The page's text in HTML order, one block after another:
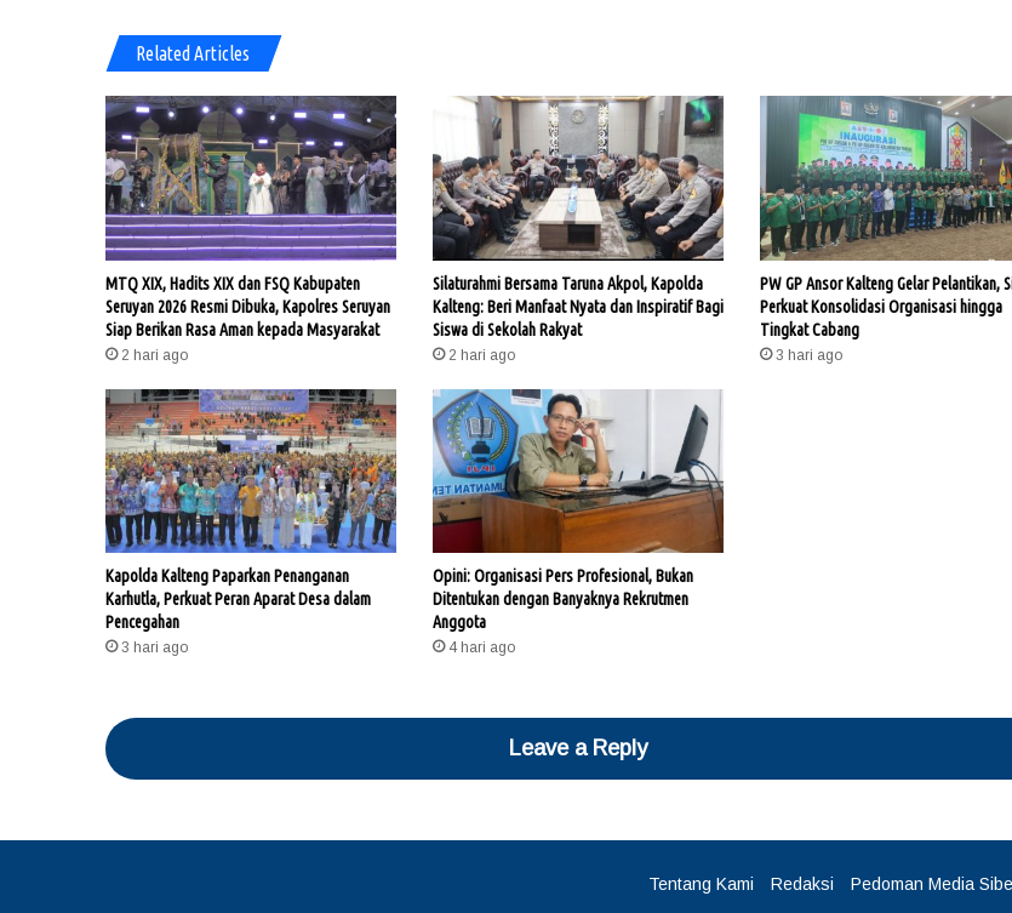
Related Articles
MTQ XIX, Hadits XIX dan FSQ Kabupaten
Seruyan 2026 Resmi Dibuka, Kapolres Seruyan
Siap Berikan Rasa Aman kepada Masyarakat
2 hari ago
Silaturahmi Bersama Taruna Akpol, Kapolda
Kalteng: Beri Manfaat Nyata dan Inspiratif Bagi
Siswa di Sekolah Rakyat
2 hari ago
PW GP Ansor Kalteng Gelar Pelantikan,
Perkuat Konsolidasi Organisasi hingga
Tingkat Cabang
3 hari ago
Kapolda Kalteng Paparkan Penanganan
Karhutla, Perkuat Peran Aparat Desa dalam
Pencegahan
3 hari ago
Opini: Organisasi Pers Profesional, Bukan
Ditentukan dengan Banyaknya Rekrutmen
Anggota
4 hari ago
Leave a Reply
Tentang Kami Redaksi Pedoman Media